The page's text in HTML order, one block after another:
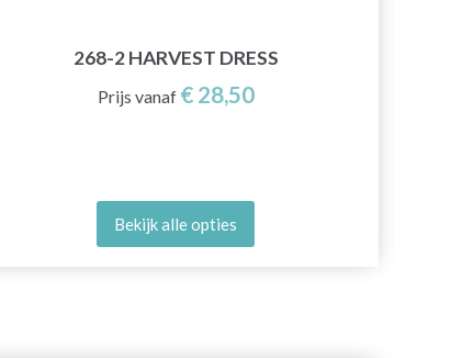
268-2 HARVEST DRESS
Prijs vanaf € 28,50
Bekijk alle opties